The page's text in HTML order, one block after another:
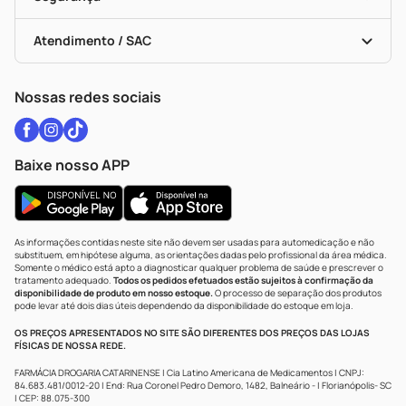
Troca E Devolução
Bulas De A A Z
Políticas De Marketplace
Testes Rápidos
Autoteste Covid-19
Vacinas
Portal Da Privacidade
Atendimento / SAC
Nossas redes sociais
Baixe nosso APP
As informações contidas neste site não devem ser usadas para automedicação e não
substituem, em hipótese alguma, as orientações dadas pelo profissional da área médica.
Somente o médico está apto a diagnosticar qualquer problema de saúde e prescrever o
tratamento adequado. Todos os pedidos efetuados estão sujeitos à confirmação da
disponibilidade de produto em nosso estoque.O processo de separação dos produtos
pode levar até dois dias úteis dependendo da disponibilidade do estoque em loja.
OS PREÇOS APRESENTADOS NO SITE SÃO DIFERENTES DOS PREÇOS DAS LOJAS
FÍSICAS DE NOSSA REDE.
FARMÁCIA DROGARIA CATARINENSE | Cia Latino Americana de Medicamentos | CNPJ:
84.683.481/0012-20 | End: Rua Coronel Pedro Demoro, 1482, Balneário - | Florianópolis- SC
| CEP: 88.075-300